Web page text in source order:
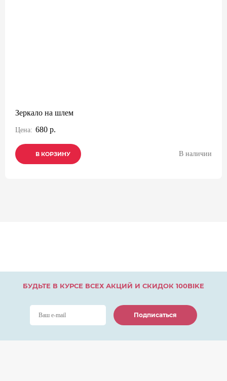
Зеркало на шлем
Цена: 680 р.
В КОРЗИНУ
В КОРЗИНУ
В КОРЗИНУ В наличии
БУДЬТЕ В КУРСЕ ВСЕХ АКЦИЙ И СКИДОК 100BIKE
Подписаться
Подписаться
Подписаться